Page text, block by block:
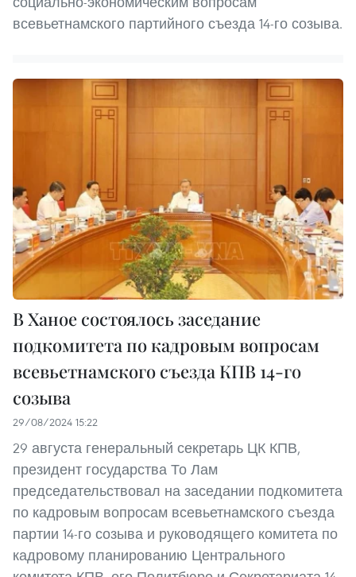
всевьетнамского партийного съезда 14-го созыва.
В Ханое состоялось заседание
подкомитета по кадровым вопросам
всевьетнамского съезда КПВ 14-го
созыва
29/08/2024 15:22
29 августа генеральный секретарь ЦК КПВ,
президент государства То Лам
председательствовал на заседании подкомитета
по кадровым вопросам всевьетнамского съезда
партии 14-го созыва и руководящего комитета по
кадровому планированию Центрального